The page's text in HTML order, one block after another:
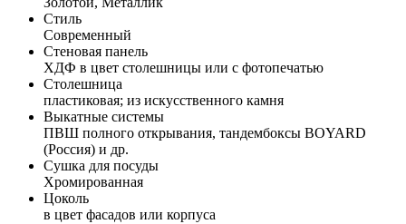
Стиль
Современный
Стеновая панель
ХДФ в цвет столешницы или с фотопечатью
Столешница
пластиковая; из искусственного камня
Выкатные системы
ПВШ полного открывания, тандембоксы BOYARD
(Россия) и др.
Сушка для посуды
Хромированная
Цоколь
в цвет фасадов или корпуса